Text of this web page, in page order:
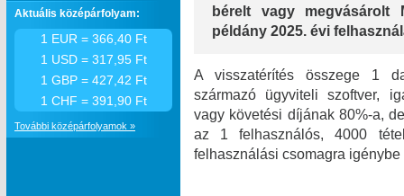
bérelt vagy megvásárolt
példány 2025. évi
A visszatérítés összege 1
származó ügyviteli szoftver,
vagy követési díjának 80%-a,
az 1 felhasználós, 4000
felhasználási csomagra igénybe
Aktuális középárfolyam:
1 EUR = 366,40 Ft
1 USD = 317,95 Ft
1 GBP = 427,42 Ft
1 CHF = 391,90 Ft
További középárfolyamok »